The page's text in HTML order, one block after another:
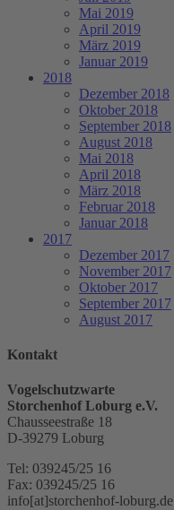
Mai 2019
April 2019
März 2019
Januar 2019
2018
Dezember 2018
Oktober 2018
September 2018
August 2018
Mai 2018
April 2018
März 2018
Februar 2018
Januar 2018
2017
Dezember 2017
November 2017
Oktober 2017
September 2017
August 2017
Kontakt
Vogelschutzwarte
Storchenhof Loburg e.V.
Chausseestraße 18
D-39279 Loburg
Tel: 039245/25 16
Fax: 039245/25 16
info[at]storchenhof-loburg.de